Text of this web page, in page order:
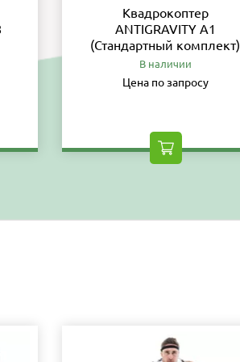
Квадрокоптер
ANTIGRAVITY A1
(Стандартный комплект)
В наличии
Цена по запросу